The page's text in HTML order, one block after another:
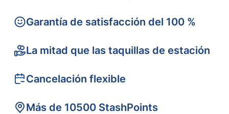
Garantía de satisfacción del 100 %
La mitad que las taquillas de estación
Cancelación flexible
Más de 10500 StashPoints